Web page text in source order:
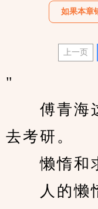
如果本章
上一页
傅青海这
去考研。
懒惰和求
人的懒惰